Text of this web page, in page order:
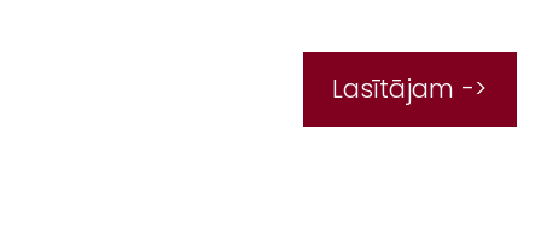
Lasītājam ->